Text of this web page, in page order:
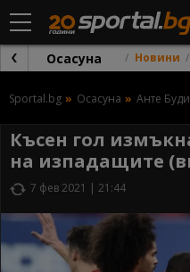
Осасуна Новини
Sportal.bg Осасуна Анте
Късен гол
на изпадащите
7 фев 2021 | 21:44